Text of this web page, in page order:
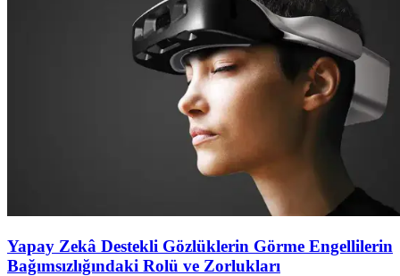
Yapay Zekâ Destekli Gözlüklerin Görme Engellilerin
Bağımsızlığındaki Rolü ve Zorlukları